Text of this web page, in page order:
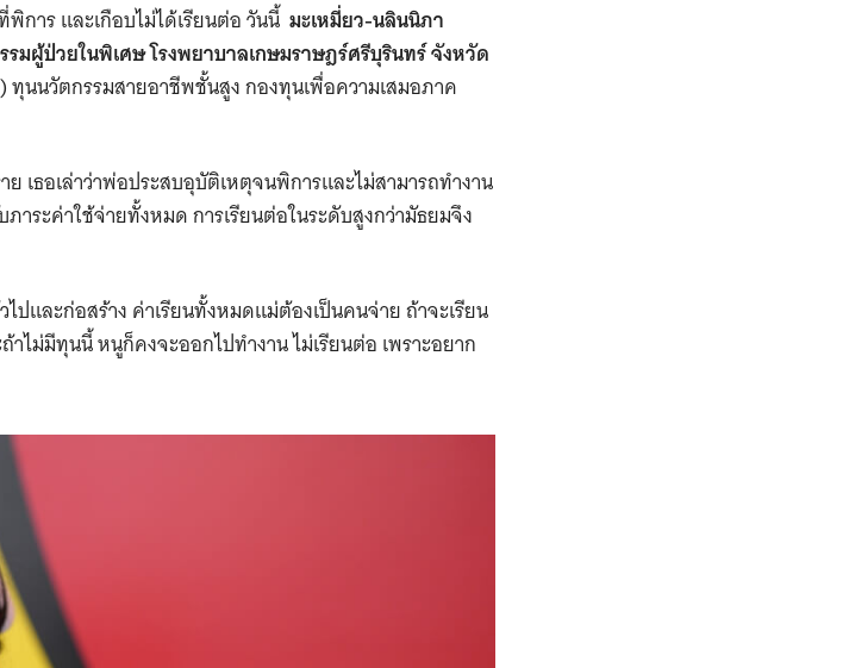
าร และเกือบไม่ได้เรียนต่อ วันนี้ มะเหมี่ยว-นลินนิภา
ผู้ป่วยในพิเศษ โรงพยาบาลเกษมราษฎร์ศรีบุรินทร์ จังหวัด
นนวัตกรรมสายอาชีพชั้นสูง กองทุนเพื่อความเสมอภาค
เธอเล่าว่าพ่อประสบอุบัติเหตุจนพิการและไม่สามารถทำงาน
าระค่าใช้จ่ายทั้งหมด การเรียนต่อในระดับสูงกว่ามัธยมจึง
ปและก่อสร้าง ค่าเรียนทั้งหมดแม่ต้องเป็นคนจ่าย ถ้าจะเรียน
ไม่มีทุนนี้ หนูก็คงจะออกไปทำงาน ไม่เรียนต่อ เพราะอยาก